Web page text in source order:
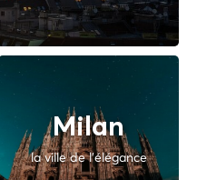
Milan
la ville de l'élégance